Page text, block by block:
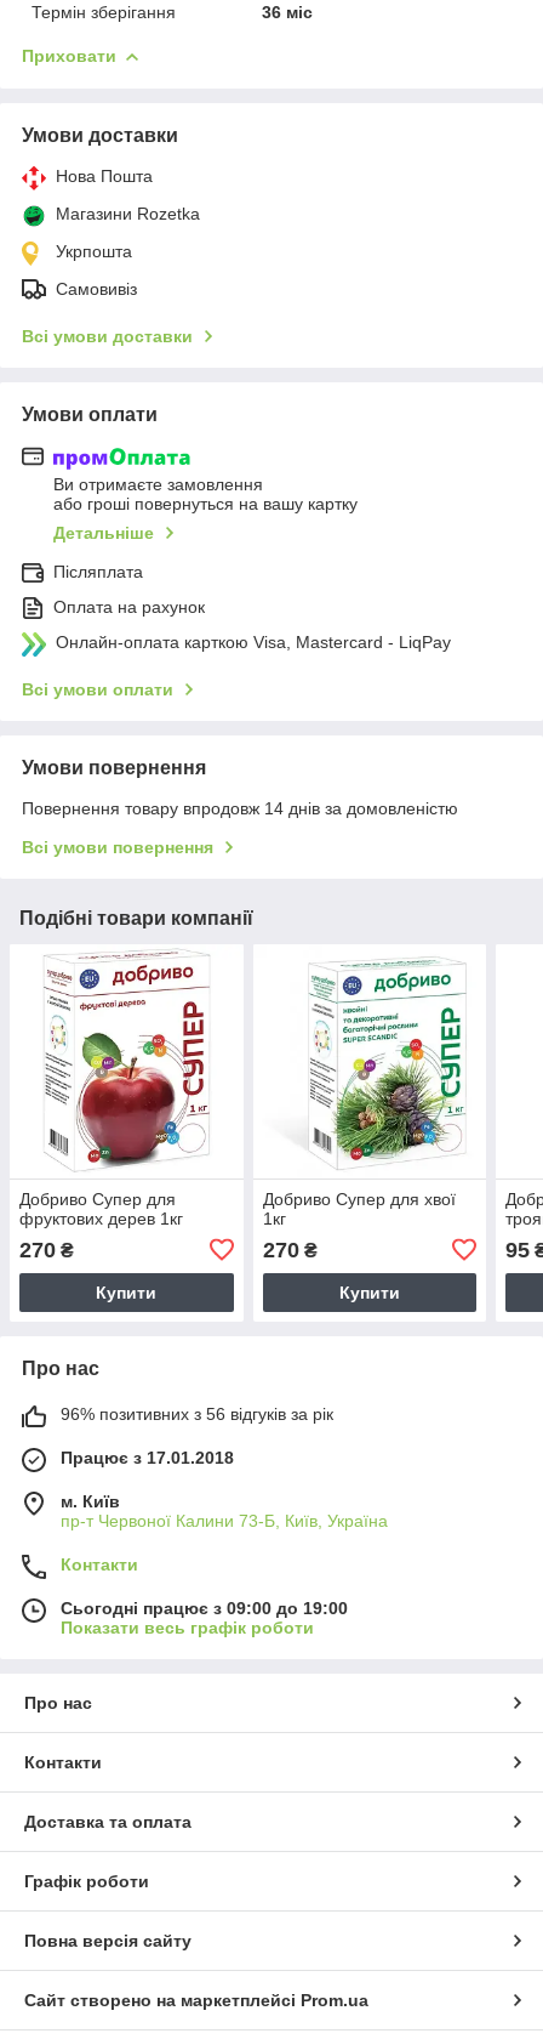
Термін зберігання
36 міс
Приховати
Умови доставки
Нова Пошта
Магазини Rozetka
Укрпошта
Самовивіз
Всі умови доставки
Умови оплати
Ви отримаєте замовлення
або гроші повернуться на вашу картку
Детальніше
Післяплата
Оплата на рахунок
Онлайн-оплата карткою Visa, Mastercard - LiqPay
Всі умови оплати
Умови повернення
Повернення товару впродовж 14 днів за домовленістю
Всі умови повернення
Подібні товари компанії
Добриво Супер для
фруктових дерев 1кг
270 ₴
Купити
Добриво Супер для хвої
1кг
270₴
Купити
95
Про нас
96% позитивних з 56 відгуків за рік
Працює з 17.01.2018
м. Київ
пр-т Червоної Калини 73-Б, Київ, Україна
Контакти
Сьогодні працює з 09:00 до 19:00
Показати весь графік роботи
Про нас
Контакти
Доставка та оплата
Графік роботи
Повна версія сайту
Сайт створено на маркетплейсі Prom.ua